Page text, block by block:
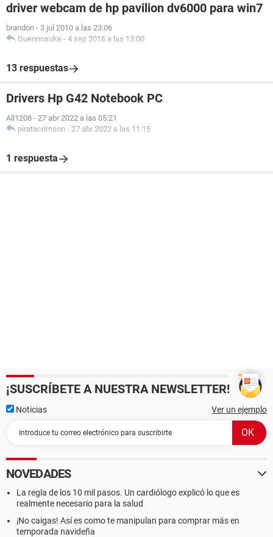
driver webcam de hp pavilion dv6000 para win7
brandon - 3 jul 2010 a las 23:06
Guennosuke - 4 sep 2016 a las 13:00
13 respuestas
Drivers Hp G42 Notebook PC
All1208 - 27 abr 2022 a las 05:21
piratacrimson - 27 abr 2022 a las 11:15
1 respuesta
¡SUSCRÍBETE A NUESTRA NEWSLETTER!
Noticias Ver un ejemplo
NOVEDADES
La regla de los 10 mil pasos. Un cardiólogo explicó lo que es
realmente necesario para la salud
¡No caigas! Así es como te manipulan para comprar más en
temporada navideña